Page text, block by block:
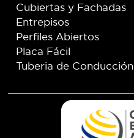
Cubiertas y Fachadas
Entrepisos
Perfiles Abiertos
Placa Fácil
Tuberia de Conducción